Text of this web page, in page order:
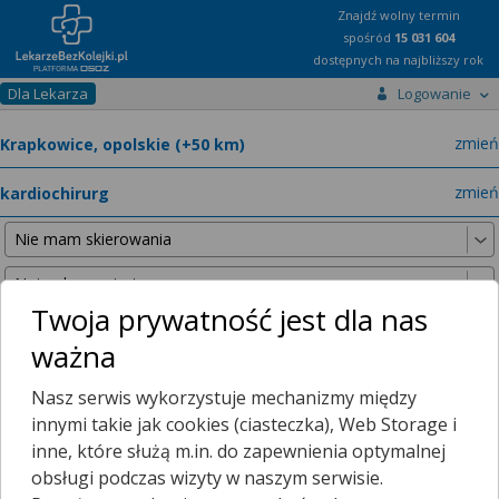
Znajdź wolny termin
spośród 15 031 604
dostępnych na najbliższy rok
Dla Lekarza Logowanie
zmień
zmień
Nie znaleźliśmy żadnych lekarzy w promieniu25 km , dlatego
zwiększyliśmy promień wyszukiwania do
50 km
Twoja prywatność jest dla nas
ważna
Nasz serwis wykorzystuje mechanizmy między
innymi takie jak cookies (ciasteczka), Web Storage i
inne, które służą m.in. do zapewnienia optymalnej
obsługi podczas wizyty w naszym serwisie.